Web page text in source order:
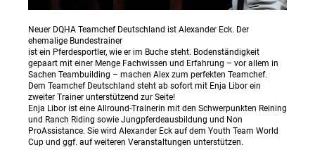
Neuer DQHA Teamchef Deutschland ist Alexander Eck. Der
ehemalige Bundestrainer
ist ein Pferdesportler, wie er im Buche steht. Bodenständigkeit
gepaart mit einer Menge Fachwissen und Erfahrung – vor allem in
Sachen Teambuilding – machen Alex zum perfekten Teamchef.
Dem Teamchef Deutschland steht ab sofort mit Enja Libor ein
zweiter Trainer unterstützend zur Seite!
Enja Libor ist eine Allround-Trainerin mit den Schwerpunkten Reining
und Ranch Riding sowie Jungpferdeausbildung und Non
ProAssistance. Sie wird Alexander Eck auf dem Youth Team World
Cup und ggf. auf weiteren Veranstaltungen unterstützen.